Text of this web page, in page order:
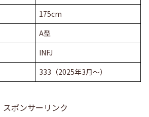
175cm
A型
INFJ
333（2025年3月〜）
スポンサーリンク